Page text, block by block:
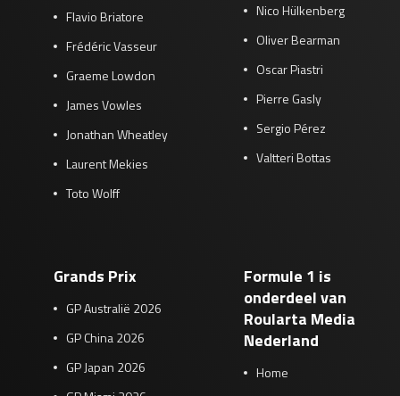
Flavio Briatore
Frédéric Vasseur
Graeme Lowdon
James Vowles
Jonathan Wheatley
Laurent Mekies
Toto Wolff
Nico Hülkenberg
Oliver Bearman
Oscar Piastri
Pierre Gasly
Sergio Pérez
Valtteri Bottas
Grands Prix
GP Australië 2026
GP China 2026
GP Japan 2026
Formule 1 is
onderdeel van
Roularta Media
Nederland
Home